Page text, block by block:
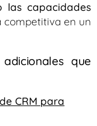
las capacidades
en un
que
CRM para